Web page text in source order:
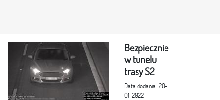
Bezpiecznie
w tunelu
trasy S2
Data dodania: 20-
01-2022